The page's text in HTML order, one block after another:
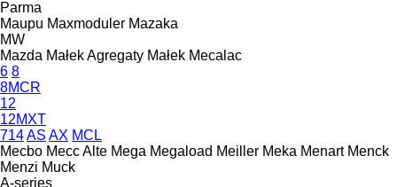
Parma
Maupu Maxmoduler Mazaka
MW
Mazda Małek Agregaty Małek Mecalac
6 8
8MCR
12
12MXT
714AS AX MCL
Mecbo Mecc Alte Mega Megaload Meiller Meka Menart Menck
Menzi Muck
A-series